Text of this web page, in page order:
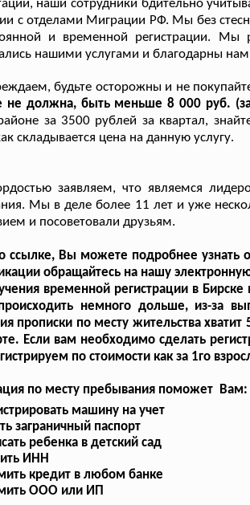
наши сотрудники бдительно
с отделами Миграции РФ. Мы без
и временной регистрации.
нашими услугами и благодарны
будьте осторожны и не
не должна, быть меньше 8 000 руб.
за 3500 рублей за квартал,
складывается цена на данную услугу.
заявляем, что являемся
Мы в деле более 11 лет и уже
и посоветовали друзьям.
ссылке, Вы можете подробнее узнать
обращайтесь на нашу
временной регистрации в
немного дольше, из-за
прописки по месту жительства
Если вам необходимо сделать
по стоимости как за 1го
по месту пребывания поможет Вам:
машину на учет
заграничный паспорт
ребенка в детский сад
ИНН
кредит в любом банке
ООО или ИП